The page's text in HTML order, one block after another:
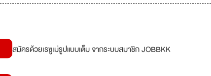
สมัครด้วยเรซูเม่รูปแบบเต็ม จากระบบสมาชิก JOBBKK